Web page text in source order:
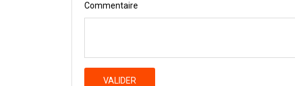
Commentaire
VALIDER